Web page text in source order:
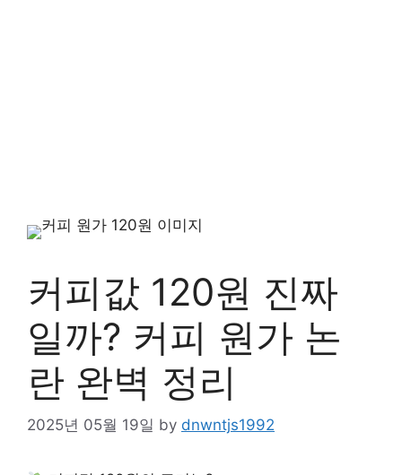
커피값 120원 진짜
일까? 커피 원가 논
란 완벽 정리
2025년 05월 19일 by dnwntjs1992